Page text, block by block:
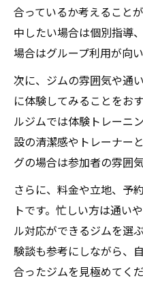
合っているか考えること
中したい場合は個別指導
場合はグループ利用が向い
次に、ジムの雰囲気や通
に体験してみることをお
ルジムでは体験トレーニ
設の清潔感やトレーナー
グの場合は参加者の雰囲
さらに、料金や立地、予
トです。忙しい方は通い
ル対応ができるジムを選
験談も参考にしながら、
合ったジムを見極めてくだ